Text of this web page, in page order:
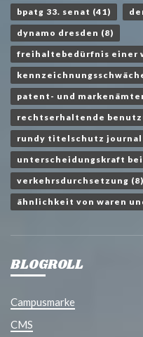
bpatg 33. senat (41)
dynamo dresden (8)
freihaltebedürfnis einer
patent- und
rechtserhaltende
rundy titelschutz journal
unterscheidungskraft
verkehrsdurchsetzung (8)
ähnlichkeit von waren
BLOGROLL
Campusmarke
CMS